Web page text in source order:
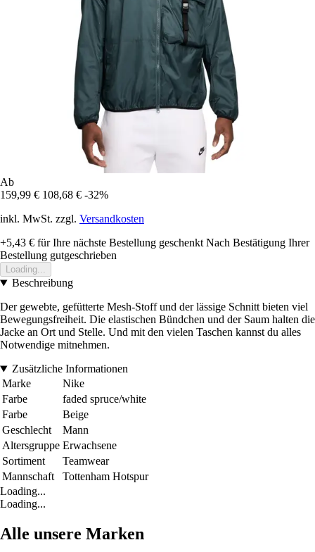
Ab
159,99 € 108,68 € -32%
inkl. MwSt. zzgl. Versandkosten
+5,43 € für Ihre nächste Bestellung geschenkt Nach Bestätigung Ihrer
Bestellung gutgeschrieben
Loading...
Beschreibung
Der gewebte, gefütterte Mesh-Stoff und der lässige Schnitt bieten viel
Bewegungsfreiheit. Die elastischen Bündchen und der Saum halten die
Jacke an Ort und Stelle. Und mit den vielen Taschen kannst du alles
Notwendige mitnehmen.
Zusätzliche Informationen
Marke
Nike
Farbe
faded spruce/white
Farbe
Beige
Geschlecht
Mann
Altersgruppe Erwachsene
Sortiment
Teamwear
Mannschaft
Tottenham Hotspur
Loading...
Loading...
Alle unsere Marken